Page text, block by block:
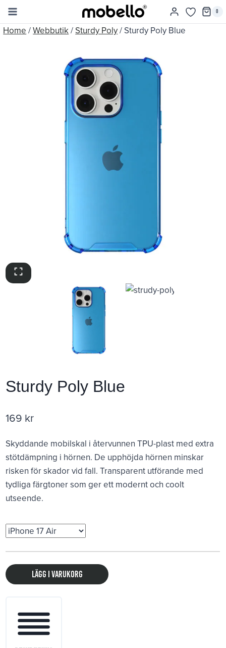
Skip
content
0
Home /Webbutik/ Sturdy Poly/ Sturdy Poly Blue
Sturdy Poly Blue
169 kr
Skyddande mobilskal i återvunnen TPU-plast med extra
stötdämpning i hörnen. De upphöjda hörnen minskar
risken för skador vid fall. Transparent utförande med
tydliga färgtoner som ger ett modernt och coolt
utseende.
Lägg i varukorg